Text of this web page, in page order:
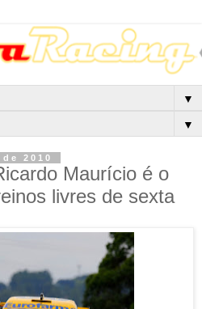
▼
▼
2010
Maurício é o
livres de sexta